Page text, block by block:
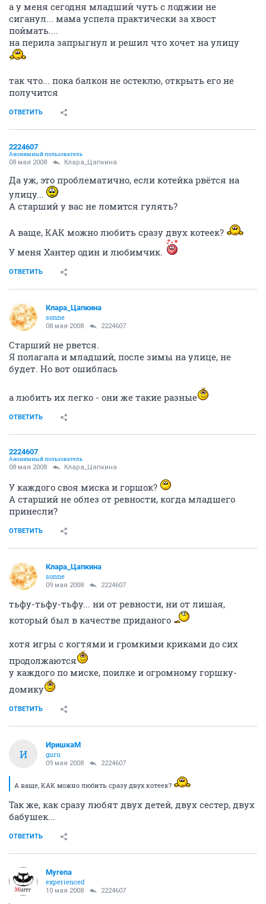
а у меня сегодня младший чуть с лоджии не
сиганул... мама успела практически за хвост
поймать....
на перила запрыгнул и решил что хочет на улицу
так что... пока балкон не остеклю, открыть его не
получится
ОТВЕТИТЬ
2224607
Анонимный пользователь
08 мая 2008 Клара_Цапкина
Да уж, это проблематично, если котейка рвётся на
улицу...
А старший у вас не ломится гулять?
А ваще, КАК можно любить сразу двух котеек?
У меня Хантер один и любимчик.
ОТВЕТИТЬ
Клара_Цапкина
sonne
08 мая 2008 2224607
Старший не рвется.
Я полагала и младший, после зимы на улице, не
будет. Но вот ошиблась
а любить их легко - они же такие разные
ОТВЕТИТЬ
2224607
Анонимный пользователь
08 мая 2008 Клара_Цапкина
У каждого своя миска и горшок?
А старший не облез от ревности, когда младшего
принесли?
ОТВЕТИТЬ
Клара_Цапкина
sonne
09 мая 2008 2224607
тьфу-тьфу-тьфу... ни от ревности, ни от лишая,
который был в качестве приданого
хотя игры с когтями и громкими криками до сих
продолжаются
у каждого по миске, поилке и огромному горшку-
домику
ОТВЕТИТЬ
И
ИришкаМ
guru
09 мая 2008 2224607
А ваще, КАК можно любить сразу двух котеек?
Так же, как сразу любят двух детей, двух сестер, двух
бабушек...
ОТВЕТИТЬ
Myrena
experienced
10 мая 2008 2224607